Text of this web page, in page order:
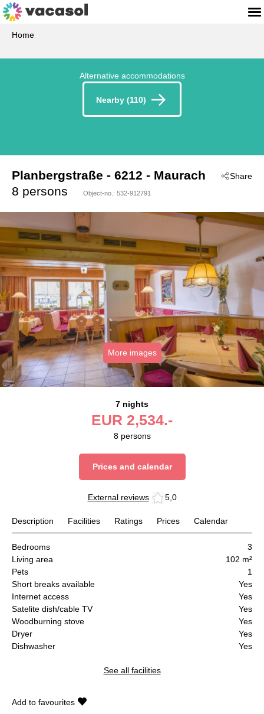
Home
Alternative accommodations
Nearby (110)
Share
Planbergstraße - 6212 - Maurach
8 persons
Object-no.: 532-912791
More images
7 nights
EUR 2,534.-
8 persons
Prices and calendar
External reviews 5,0
Description Facilities Ratings Prices Calendar
Bedrooms
3
Living area
102 m²
Pets
1
Short breaks available
Yes
Internet access
Yes
Satelite dish/cable TV
Yes
Woodburning stove
Yes
Dryer
Yes
Dishwasher
Yes
See all facilities
Add to favourites